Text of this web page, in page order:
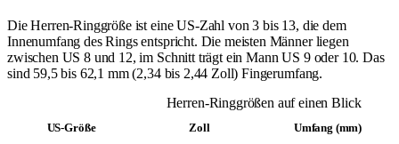
Die Herren-Ringgröße ist eine US-Zahl von 3 bis 13, die dem
Innenumfang des Rings entspricht. Die meisten Männer liegen
zwischen US 8 und 12, im Schnitt trägt ein Mann US 9 oder 10. Das
sind 59,5 bis 62,1 mm (2,34 bis 2,44 Zoll) Fingerumfang.
Herren-Ringgrößen auf einen Blick
US-Größe Zoll Umfang (mm)